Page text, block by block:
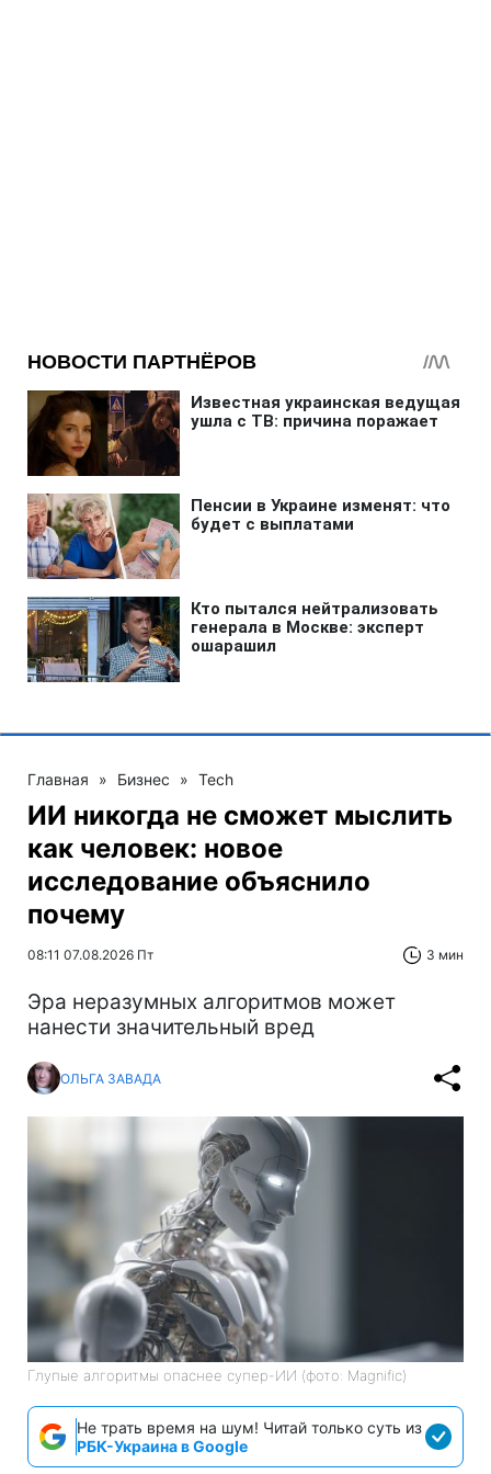
Главная » Бизнес » Tech
ИИ никогда не сможет мыслить
как человек: новое
исследование объяснило
почему
08:11 07.08.2026 Пт 3 мин
Эра неразумных алгоритмов может
нанести значительный вред
ОЛЬГА ЗАВАДА
Глупые алгоритмы опаснее супер-ИИ (фото: Magnific)
Не трать время на шум! Читай только суть из
РБК-Украина в Google